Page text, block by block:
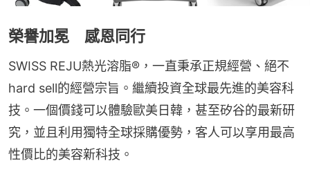
榮譽加冕 感恩同行
SWISS REJU熱光溶脂®，一直秉承正規經營、絕不
hard sell的經營宗旨。繼續投資全球最先進的美容科
技。一個價錢可以體驗歐美日韓，甚至矽谷的最新研
究，並且利用獨特全球採購優勢，客人可以享用最高
性價比的美容新科技。